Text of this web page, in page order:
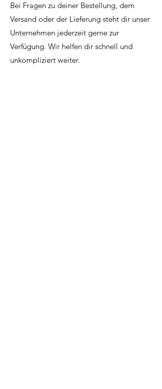
Bei Fragen zu deiner Bestellung, dem
Versand oder der Lieferung steht dir unser
Unternehmen jederzeit gerne zur
Verfügung. Wir helfen dir schnell und
unkompliziert weiter.